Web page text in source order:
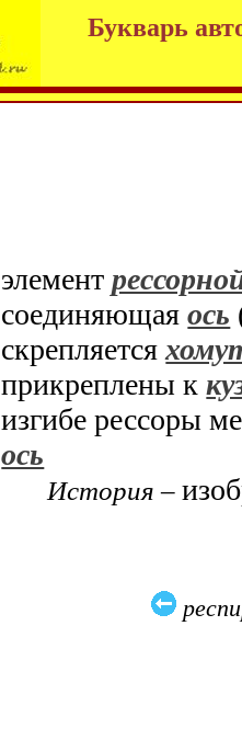
Букварь
элемент
соединяющаяось
скрепляется
прикреплены к
изгибе рессоры
ось
История –